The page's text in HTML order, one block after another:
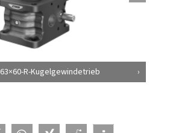
R-Kugelgewindetrieb